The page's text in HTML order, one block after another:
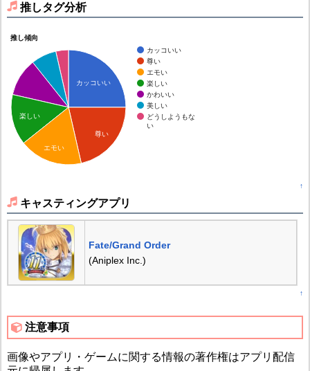
推しタグ分析
推し傾向
カッコいい
尊い
エモい
楽しい
かわいい
美しい
どうしようもな
い
カッコいい
尊い
楽しい
エモい
↑
キャスティングアプリ
Fate/Grand Order
(Aniplex Inc.)
↑
注意事項
画像やアプリ・ゲームに関する情報の著作権はアプリ配信